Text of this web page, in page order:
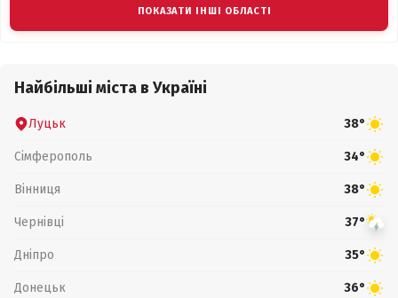
ПОКАЗАТИ ІНШІ ОБЛАСТІ
Найбільші міста в Україні
Луцьк 38°
Сімферополь 34°
Вінниця 38°
Чернівці 37°
Дніпро 35°
Донецьк 36°